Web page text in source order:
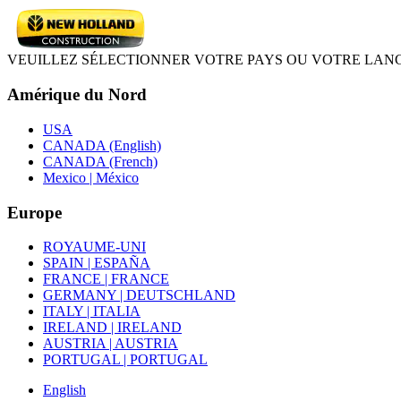
VEUILLEZ SÉLECTIONNER VOTRE PAYS OU VOTRE
Amérique du Nord
USA
CANADA (English)
CANADA (French)
Mexico | México
Europe
ROYAUME-UNI
SPAIN | ESPAÑA
FRANCE | FRANCE
GERMANY | DEUTSCHLAND
ITALY | ITALIA
IRELAND | IRELAND
AUSTRIA | AUSTRIA
PORTUGAL | PORTUGAL
English